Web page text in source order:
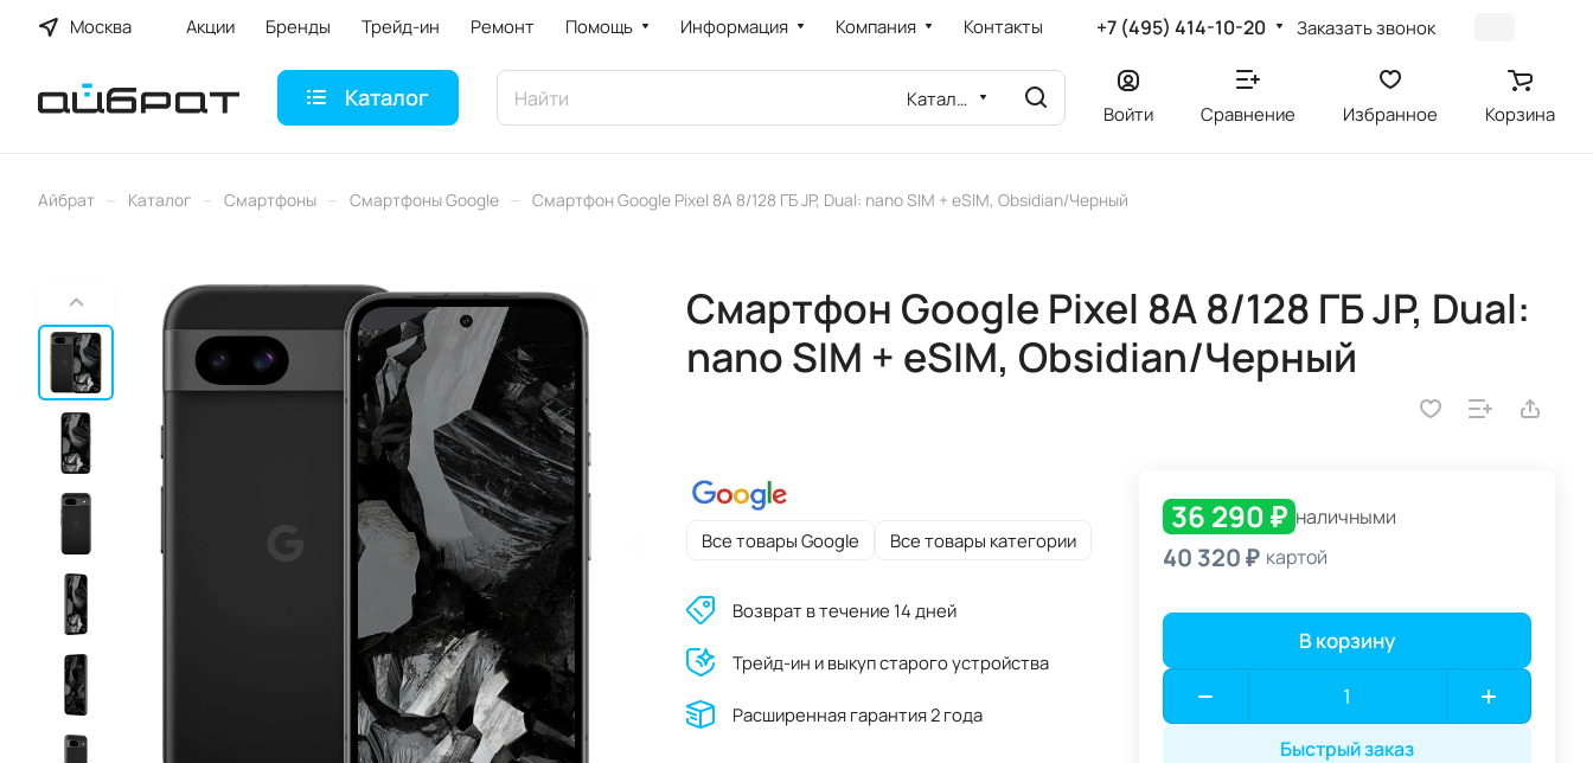
Москва Акции Бренды Трейд-ин Ремонт Помощь Информация Компания Контакты +7 (495) 414-10-20 Заказать звонок
Каталог Каталог
Войти Сравнение Избранное Корзина
Айбрат – Каталог – Смартфоны – Смартфоны Google – Смартфон Google Pixel 8A 8/128 ГБ JP, Dual: nano SIM + eSIM, Obsidian/Черный
Смартфон Google Pixel 8A 8/128 ГБ JP, Dual:
nano SIM + eSIM, Obsidian/Черный
Все товары Google Все товары категории
Возврат в течение 14 дней
Трейд-ин и выкуп старого устройства
Расширенная гарантия 2 года
36 290 ₽ наличными
40 320 ₽ картой
В корзину
Быстрый заказ